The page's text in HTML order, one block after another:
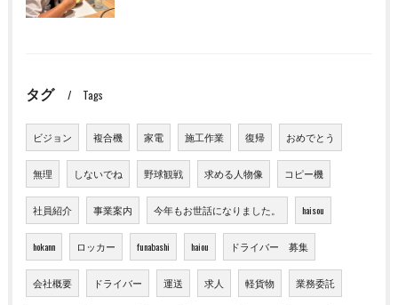
タグ Tags
ビジョン 複合機 家電 施工作業 復帰 おめでとう
無理 しないでね 野球観戦 求める人物像 コピー機
社員紹介 事業案内 今年もお世話になりました。 haisou
hokann ロッカー funabashi haiou ドライバー 募集
会社概要 ドライバー 運送 求人 軽貨物 業務委託